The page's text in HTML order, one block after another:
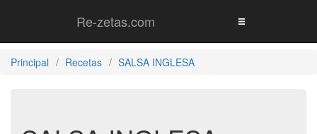
Re-zetas.com
Principal Recetas SALSA INGLESA